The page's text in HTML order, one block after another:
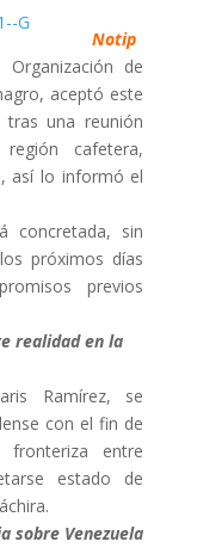
Notip
de
aceptó este
una reunión
cafetera,
así lo informó el
concretada, sin
próximos días
previos
realidad en la
Ramírez, se
con el fin de
entre
estado de
sobre Venezuela